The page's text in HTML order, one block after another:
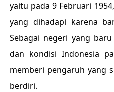
yaitu pada 9 Februari
yang dihadapi karena
Sebagai negeri yang
dan kondisi Indonesia
memberi pengaruh yang
berdiri.